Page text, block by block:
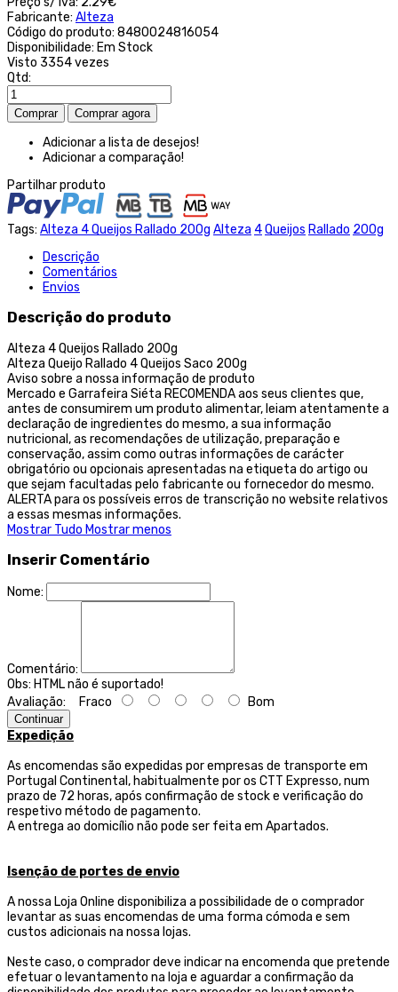
Fabricante: Alteza
Código do produto: 8480024816054
Disponibilidade: Em Stock
Visto 3354 vezes
Qtd:
Adicionar a lista de desejos!
Adicionar a comparação!
Partilhar produto
Tags: Alteza 4 Queijos Rallado 200g Alteza 4Queijos Rallado 200g
Descrição
Comentários
Envios
Descrição do produto
Alteza 4 Queijos Rallado 200g
Alteza Queijo Rallado 4 Queijos Saco 200g
Aviso sobre a nossa informação de produto
Mercado e Garrafeira Siéta RECOMENDA aos seus clientes que,
antes de consumirem um produto alimentar, leiam atentamente a
declaração de ingredientes do mesmo, a sua informação
nutricional, as recomendações de utilização, preparação e
conservação, assim como outras informações de carácter
obrigatório ou opcionais apresentadas na etiqueta do artigo ou
que sejam facultadas pelo fabricante ou fornecedor do mesmo.
ALERTA para os possíveis erros de transcrição no website relativos
a essas mesmas informações.
Mostrar Tudo Mostrar menos
Inserir Comentário
Nome:
Comentário:
Obs: HTML não é suportado!
Avaliação: Fraco Bom
Continuar
Expedição
As encomendas são expedidas por empresas de transporte em
Portugal Continental, habitualmente por os CTT Expresso,num
prazo de 72 horas, após confirmação de stock e verificação do
respetivo método de pagamento.
A entrega ao domicílio não pode ser feita em Apartados.
Isenção de portes de envio
A nossa Loja Online disponibiliza a possibilidade de o comprador
levantar as suas encomendas de uma forma cómoda e sem
custos adicionais na nossa lojas.
Neste caso, o comprador deve indicar na encomenda que pretende
efetuar o levantamento na loja e aguardar a confirmação da